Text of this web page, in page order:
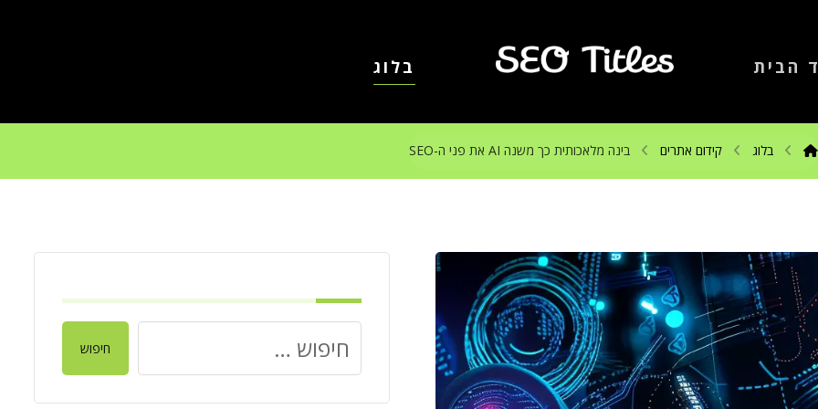
בלוג הבית
בלוג קידום אתרים בינה מלאכותית כך משנה AI את פני ה-SEO
חיפוש